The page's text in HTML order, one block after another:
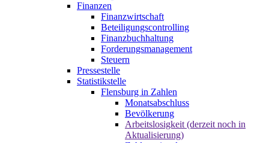
Finanzen
Finanzwirtschaft
Beteiligungscontrolling
Finanzbuchhaltung
Forderungsmanagement
Steuern
Pressestelle
Statistikstelle
Flensburg in Zahlen
Monatsabschluss
Bevölkerung
Arbeitslosigkeit (derzeit noch in
Aktualisierung)